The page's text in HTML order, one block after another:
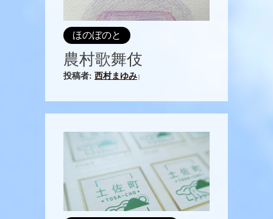
ほのぼのと
農村歌舞伎
投稿者: 西村まゆみ